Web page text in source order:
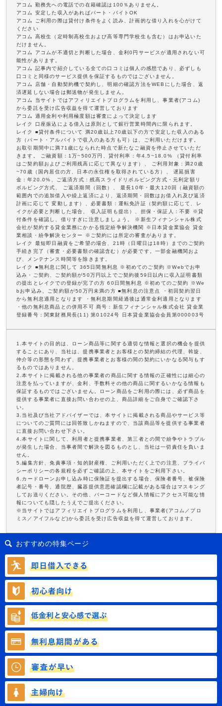
アコム 勤務先への電話での在籍確認は100％ありません。
アコム 安定した収入があればパート・バイトOK
アコム ご利用の際は貸付け条件をよく読み、計画的な借り入れを心がけて
ください
アコム 高校生（定時制高校生および高等専門学校生も含む）はお申込いた
だけません。
アコム アコムが不適切と判断した場合、金利0円サービスが適用されない可
能性があります。
アコム 記事内で紹介している全ての口コミは個人の感想であり、必ずしも
口コミと同様のサービス提供を保証するものではございません。
アコム 店舗・自動契約機で契約し、明細の確認方法をWEBにした場合、返
済遅延しない場合は郵送物が発生しません。
アコム 当サイトではアフィリエイトプログラムを利用し、事業者(アコム)
から委託を受け広告収益を得て運営しております
アコム 適用金利や利用極度額は審査によって決定します
レイク 口座振込による借入は原則として銀行営業時間内に限られます。
レイク ■貸付条件について 満20歳以上70歳以下の方で安定した収入のある
方（パート・アルバイトで収入のある方も可）は、ご利用いただけます。
お取引期間中に満71歳になられた時点で新たなご融資を停止させていただ
きます。 ご融資額：1万~500万円、貸付利率：年4.5~18.0% （貸付利率
はご契約額およびご利用残高に応じて異なります）、 ご利用対象：満20歳
~70歳（国内居住の方、日本の永住権を取得されている方）、 遅延損害
金：年20.0%、ご返済方式：残高スライドリボルビング方式・元利定額リ
ボルビング方式、 ご返済期間（回数）、 最長10年・最大120回（融資額の
範囲内での追加借入や繰上返済により、返済期間・回数はお借入れ及び返済
計画に応じて 変動します）、必要書類：運転免許証（契約額に応じて、レ
イクが必要と判断した場合、 収入証明も提出）、担保・保証人：不要 ※貸
付条件を確認し、借りすぎに注意しましょう。 ※新生フィナンシャル株式
会社が契約する貸金業務にかかる指定紛争解決機関 ※日本貸金業協会 貸金
業相談・紛争解決センター ※ご契約には所定の審査があります。
レイク 最短即日融資をご希望の場合、21時（日曜日は18時）までのご契約
手続き完了（審査・必要書類の確認含む）が必要です。一部金融機関およ
び、メンテナンス時間等を除きます。
レイク ■無利息に関して 365日間無利息 ※初めてのご契約 ※Webでお申
込み・ご契約、ご契約額が50万円以上でご契約後59日以内に収入証明書類
の提出とレイクでの登録が完了の方 60日間無利息 ※初めてのご契約 ※We
bお申込み、ご契約額が50万円未満の方 ■無利息の注意点 ・初回契約翌日
から無利息適用となります ・無利息期間経過後は通常金利適用となります
・他の無利息商品との併用不可 商号：新生フィナンシャル株式会社 貸金業
登録番号：関東財務局長(11) 第01024号 日本貸金業協会会員第000003号
1.本サイトの目的は、ローン商品等に関する適切な情報と選択の機会を提供
することにあり、当社は、提携事業者とお客様との契約締結の代理、斡旋、
仲介等の形態を問わず、提携事業者とお客様の間の契約にいかなる関与もす
るものではありません。
2.本サイトに掲載される他の事業者の商品に関する情報の正確性には細心の
注意を払っていますが、金利、手数料その他の商品に関するいかなる情報も
保証するものではございません。ローン商品をご利用の際には、必ず商品を
提供する事業者に直接お問い合わせの上、商品詳細をご自身でご確認下さ
い。
3.当社及び当社アドバイザーでは、本サイトに掲載される商品やサービス等
についてのご質問には回答致しかねますので、当該商品等を提供する事業者
に直接お問い合わせ下さい。
4.本サイトに関して、利用者と提携事業者、第三者との間で紛争やトラブル
が発生した場合、当事者間で解決を図るものとし、当社は一切責任を負いま
せん。
5.編集方針、免責事項・知的財産権、ご利用いただく上での注意、プライバ
シーポリシーの各規程を必ずご確認の上、本サイトをご利用下さい。
6.カードローンお申し込み時に保険証を提出する場合、保険者番号、被保険
者記号・番号、通院歴、臓器提供意思確認欄に記載がある場合はマスキング
してお送りください。その他、バーコードなど個人情報にアクセス可能な情
報についても隠したうえでご提出ください。
※当サイトではアフィリエイトプログラムを利用し、事業者(アコム／プロ
ミス／アイフルなど)から委託を受け広告収益を得て運営しております。
おすすめの特集ページ